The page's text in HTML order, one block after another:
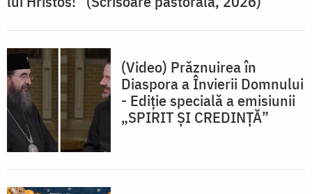
(Video) Prăznuirea în
Diaspora a Învierii Domnului
- Ediţie specială a emisiunii
„SPIRIT ȘI CREDINȚĂ”